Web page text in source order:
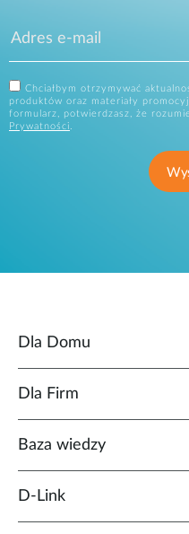
Chciałbym otrzymywać
produktów oraz materiały
formularz, potwierdzasz, że
Prywatności
Dla Domu
Dla Firm
Baza wiedzy
D‑Link